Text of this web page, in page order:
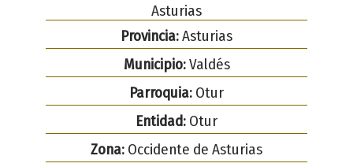
Asturias
Provincia:Asturias
Municipio:Valdés
Parroquia: Otur
Entidad: Otur
Zona: Occidente de Asturias